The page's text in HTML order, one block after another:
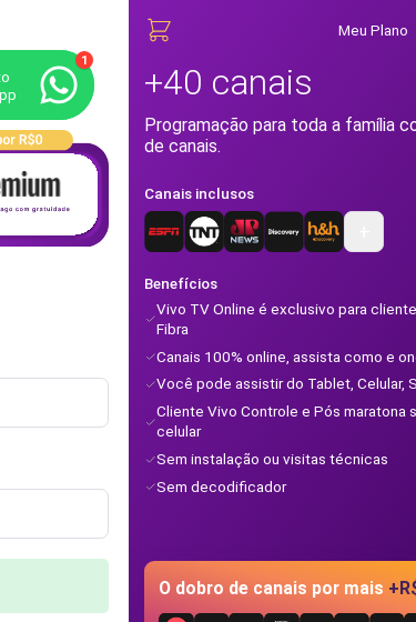
1
Meu Plano
+40 canais
Programação para toda a família
de canais.
Canais inclusos
Benefícios
Vivo TV Online é exclusivo para
Fibra
Canais 100% online, assista como e
Você pode assistir do Tablet, Celular,
Cliente Vivo Controle e Pós maratona
celular
Sem instalação ou visitas técnicas
Sem decodificador
O dobro de canais por mais